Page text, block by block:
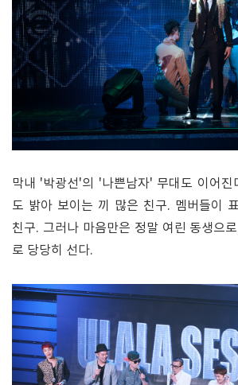
막내 '박광선'의 '나쁜남자' 무대도 이어진
도 밝아 보이는 끼 많은 친구. 멤버들이
친구. 그러나 마음만은 정말 여린 동생으
로 당당히 선다.